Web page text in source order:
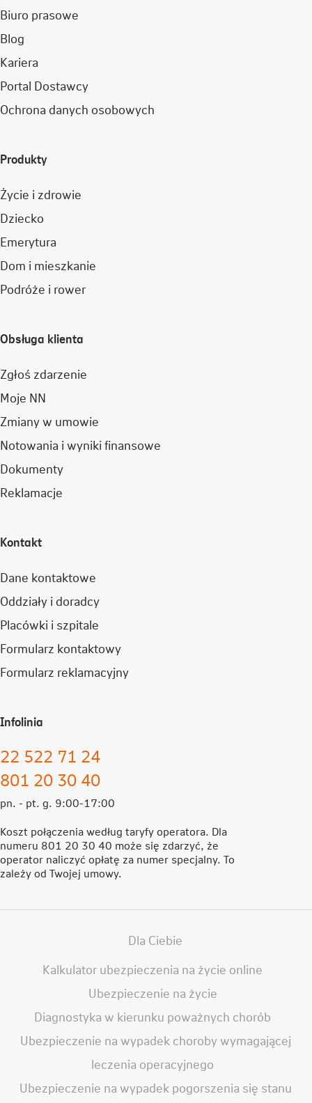
Biuro prasowe
Blog
Kariera
Portal Dostawcy
Ochrona danych osobowych
Produkty
Życie i zdrowie
Dziecko
Emerytura
Dom i mieszkanie
Podróże i rower
Obsługa klienta
Zgłoś zdarzenie
Moje NN
Zmiany w umowie
Notowania i wyniki finansowe
Dokumenty
Reklamacje
Kontakt
Dane kontaktowe
Oddziały i doradcy
Placówki i szpitale
Formularz kontaktowy
Formularz reklamacyjny
Infolinia
22 522 71 24
801 20 30 40
pn. - pt. g. 9:00-17:00
Koszt połączenia według taryfy operatora. Dla
numeru 801 20 30 40 może się zdarzyć, że
operator naliczyć opłatę za numer specjalny. To
zależy od Twojej umowy.
Dla Ciebie
Kalkulator ubezpieczenia na życie online
Ubezpieczenie na życie
Diagnostyka w kierunku poważnych chorób
Ubezpieczenie na wypadek choroby wymagającej
leczenia operacyjnego
Ubezpieczenie na wypadek pogorszenia się stanu